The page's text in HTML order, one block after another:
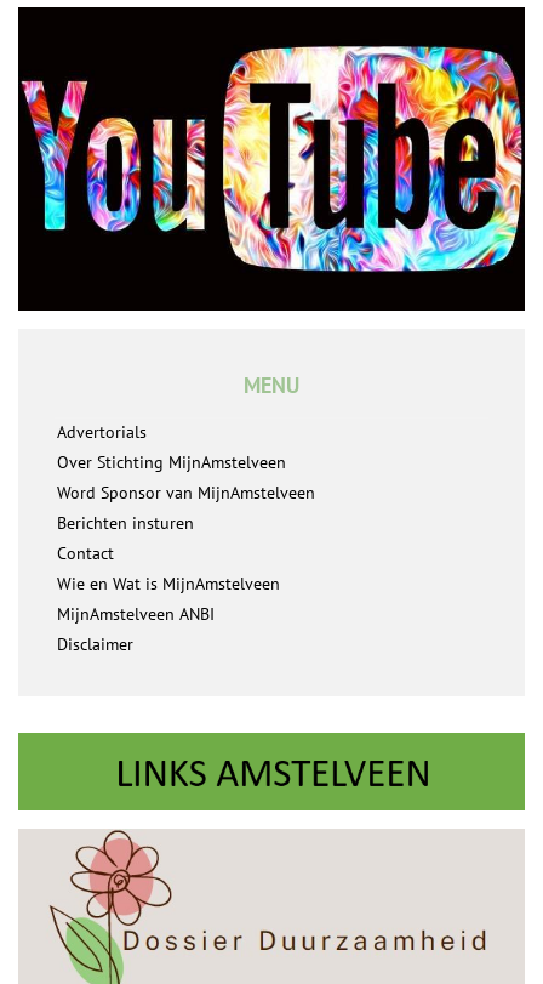
MENU
Advertorials
Over Stichting MijnAmstelveen
Word Sponsor van MijnAmstelveen
Berichten insturen
Contact
Wie en Wat is MijnAmstelveen
MijnAmstelveen ANBI
Disclaimer